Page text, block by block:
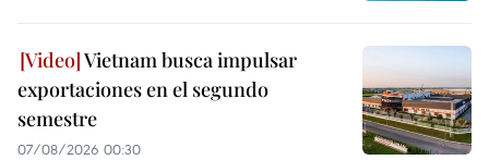
Vietnam busca impulsar
exportaciones en el segundo
semestre
07/08/2026 00:30